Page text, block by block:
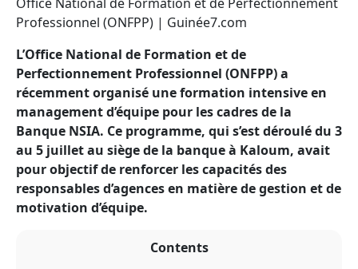
Professionnel (ONFPP) | Guinée7.com
L’Office National de Formation et de
Perfectionnement Professionnel (ONFPP) a
récemment organisé une formation intensive en
management d’équipe pour les cadres de la
Banque NSIA. Ce programme, qui s’est déroulé du 3
au 5 juillet au siège de la banque à Kaloum, avait
pour objectif de renforcer les capacités des
responsables d’agences en matière de gestion et de
motivation d’équipe.
Contents